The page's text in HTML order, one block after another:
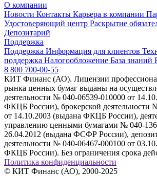
О компании
Новости Контакты Карьера в компании
Удостоверяющий центр Раскрытие
Депозитарий
Поддержка
Поддержка Информация для клиентов
поддержка Налогообложение База знаний
8 800 700-00-55
КИТ Финанс (АО). Лицензии
рынка ценных бумаг выданы на
деятельности № 040-06539-010000 от
ФКЦБ России), брокерской деятельности
от 14.10.2003 (выдана ФКЦБ России),
управлению ценными бумагами № 040-
26.04.2012 (выдана ФСФР России),
деятельности № 040-06467-000100 от
ФКЦБ России). Без ограничения срока
Политика конфиденциальности
© КИТ Финанс (АО), 2000-2025